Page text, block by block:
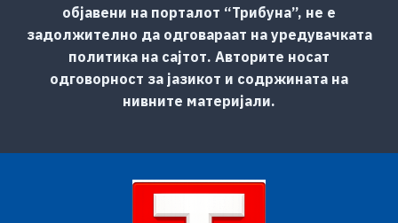
објавени на порталот “Трибуна”, не е
задолжително да одговараат на уредувачката
политика на сајтот. Авторите носат
одговорност за јазикот и содржината на
нивните материјали.